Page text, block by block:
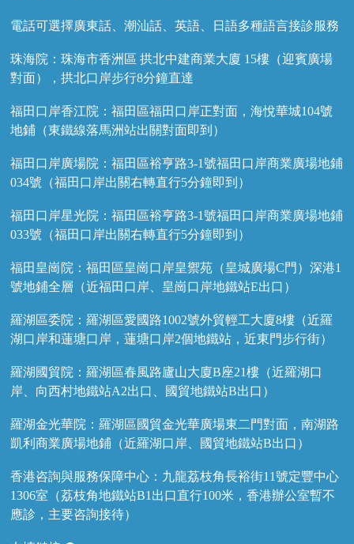
電話可選擇廣東話、潮汕話、英語、日語多種語言接診服務
珠海院：珠海市香洲區 拱北中建商業大廈 15樓（迎賓廣場
對面），拱北口岸步行8分鐘直達
福田口岸香江院：福田區福田口岸正對面，海悅華城104號
地鋪（東鐵線落馬洲站出關對面即到）
福田口岸廣場院：福田區裕亨路3-1號福田口岸商業廣場地鋪
034號（福田口岸出關右轉直行5分鐘即到）
福田口岸星光院：福田區裕亨路3-1號福田口岸商業廣場地鋪
033號（福田口岸出關右轉直行5分鐘即到）
福田皇崗院：福田區皇崗口岸皇禦苑（皇城廣場C門）深港1
號地鋪全層（近福田口岸、皇崗口岸地鐵站E出口）
羅湖區委院：羅湖區愛國路1002號外貿輕工大廈8樓（近羅
湖口岸和蓮塘口岸，蓮塘口岸2個地鐵站，近東門步行街）
羅湖國貿院：羅湖區春風路廬山大廈B座21樓（近羅湖口
岸、向西村地鐵站A2出口、國貿地鐵站B出口）
羅湖金光華院：羅湖區國貿金光華廣場東二門對面，南湖路
凱利商業廣場地鋪（近羅湖口岸、國貿地鐵站B出口）
香港咨詢與服務保障中心：九龍荔枝角長裕街11號定豐中心
1306室（荔枝角地鐵站B1出口直行100米，香港辦公室暫不
應診，主要咨詢接待）